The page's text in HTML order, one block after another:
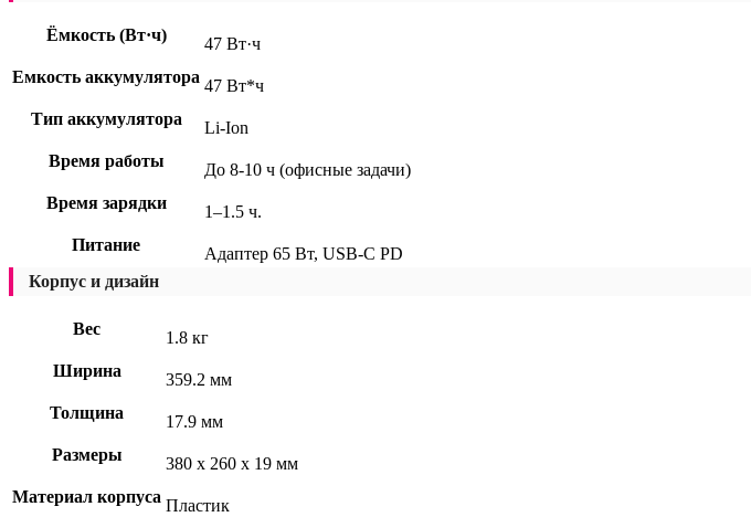
Ёмкость (Вт·ч)
47 Вт·ч
Емкость аккумулятора 47 Вт*ч
Тип аккумулятора
Li-Ion
Время работы
До 8-10 ч (офисные задачи)
Время зарядки
1–1.5 ч.
Питание
Адаптер 65 Вт, USB-C PD
Корпус и дизайн
Вес
1.8 кг
Ширина
359.2 мм
Толщина
17.9 мм
Размеры
380 x 260 x 19 мм
Материал корпуса Пластик